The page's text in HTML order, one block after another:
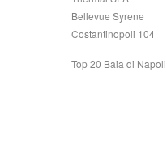
Bellevue Syrene
Costantinopoli 104
Top 20 Baia di Napoli